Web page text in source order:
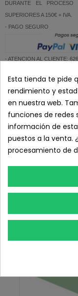
DURANTE EL
SUPERIORES A 150€ + IVA.
- PAGO SEGURO
- ATENCION AL CLIENTE:
DETALLES DEL
RESEÑAS
TAMBIÉN
Esta tienda te pide
rendimiento y
en nuestra web.
funciones de redes
información de
puestos a la venta.
procesamiento de